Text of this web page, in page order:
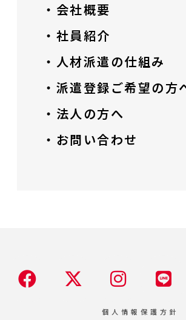
・会社概要
・社員紹介
・人材派遣の仕組み
・派遣登録ご希望の方
・法人の方へ
・お問い合わせ
個人情報保護方針